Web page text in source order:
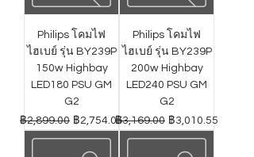
Philips โคมไฟ
ไฮเบย์ รุ่น BY239P
150w Highbay
LED180 PSU GM
G2
ราคาปกติ
฿2,899.00 ราคาขายลด
฿2,754.05
Philips โคมไฟ
ไฮเบย์ รุ่น BY239P
200w Highbay
LED240 PSU GM
G2
ราคาปกติ
฿3,169.00 ราคาขายลด
฿3,010.55